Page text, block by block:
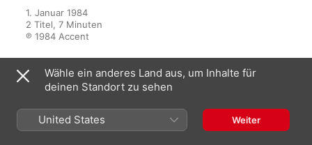
1. Januar 1984
2 Titel, 7 Minuten
℗ 1984 Accent
Aus dem Album
Wähle ein anderes Land aus, um Inhalte für
deinen Standort zu sehen
United States Weiter